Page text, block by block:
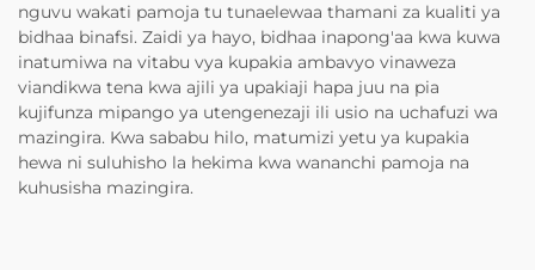
nguvu wakati pamoja tu tunaelewaa thamani za kualiti ya
bidhaa binafsi. Zaidi ya hayo, bidhaa inapong'aa kwa kuwa
inatumiwa na vitabu vya kupakia ambavyo vinaweza
viandikwa tena kwa ajili ya upakiaji hapa juu na pia
kujifunza mipango ya utengenezaji ili usio na uchafuzi wa
mazingira. Kwa sababu hilo, matumizi yetu ya kupakia
hewa ni suluhisho la hekima kwa wananchi pamoja na
kuhusisha mazingira.